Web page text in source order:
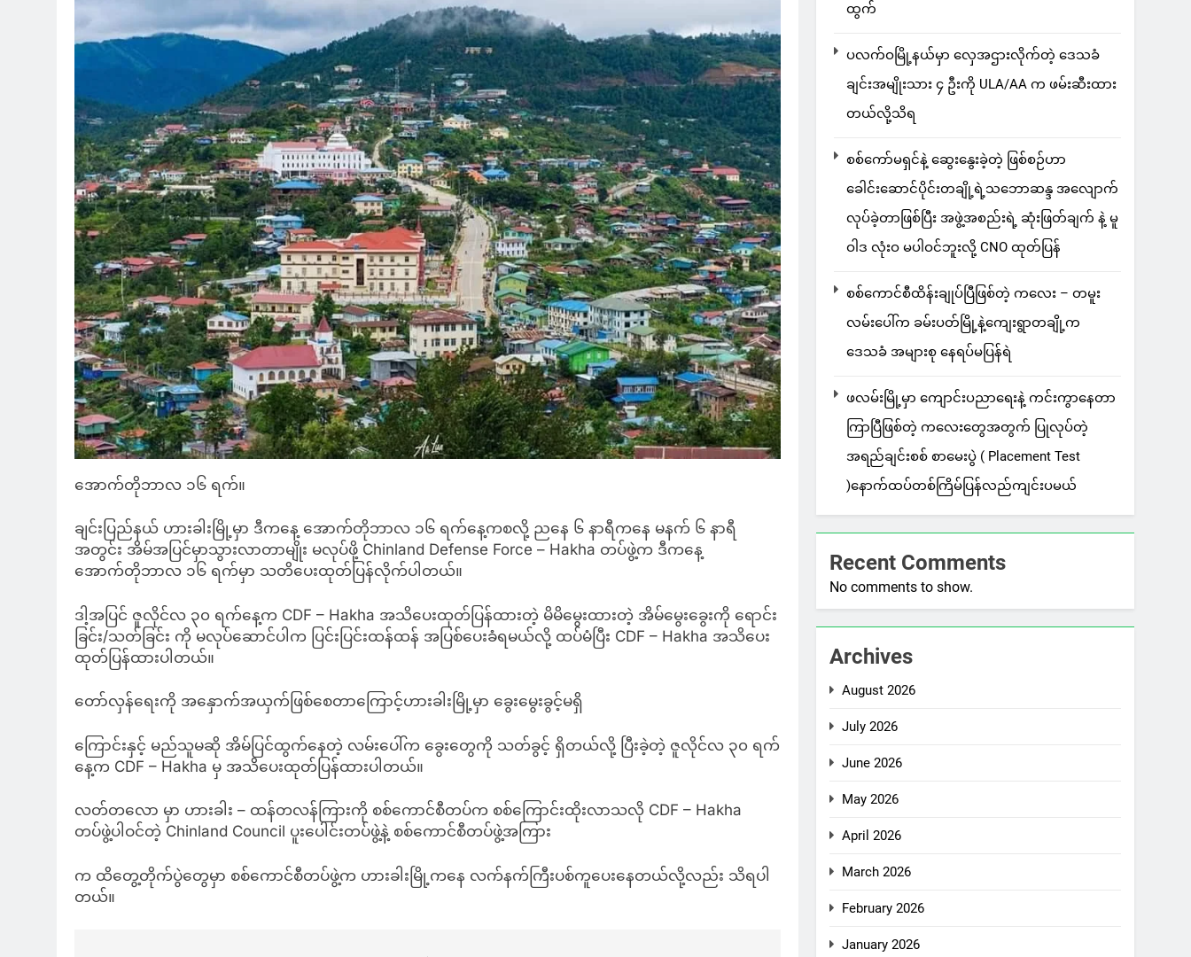
အောက်တိုဘာလ ၁၆ ရက်။
ချင်းပြည်နယ် ဟားခါးမြို့မှာ ဒီကနေ့ အောက်တိုဘာလ ၁၆ ရက်နေ့ကစလို့ ညနေ ၆ နာရီကနေ မနက် ၆ နာရီ
အတွင်း အိမ်အပြင်မှာသွားလာတာမျိုး မလုပ်ဖို့ Chinland Defense Force – Hakha တပ်ဖွဲ့က ဒီကနေ့
အောက်တိုဘာလ ၁၆ ရက်မှာ သတိပေးထုတ်ပြန်လိုက်ပါတယ်။
ဒါ့အပြင် ဇူလိုင်လ ၃၀ ရက်နေ့က CDF – Hakha အသိပေးထုတ်ပြန်ထားတဲ့ မိမိမွေးထားတဲ့ အိမ်မွေးခွေးကို ရောင်း
ခြင်း/သတ်ခြင်း ကို မလုပ်ဆောင်ပါက ပြင်းပြင်းထန်ထန် အပြစ်ပေးခံရမယ်လို့ ထပ်မံပြီး CDF – Hakha အသိပေး
ထုတ်ပြန်ထားပါတယ်။
တော်လှန်ရေးကို အနှောက်အယှက်ဖြစ်စေတာကြောင့်ဟားခါးမြို့မှာ ခွေးမွေးခွင့်မရှိ
ကြောင်းနှင့် မည်သူမဆို အိမ်ပြင်ထွက်နေတဲ့ လမ်းပေါ်က ခွေးတွေကို သတ်ခွင့် ရှိတယ်လို့ ပြီးခဲ့တဲ့ ဇူလိုင်လ ၃၀ ရက်
နေ့က CDF – Hakha မှ အသိပေးထုတ်ပြန်ထားပါတယ်။
လတ်တလော မှာ ဟားခါး – ထန်တလန်ကြားကို စစ်ကောင်စီတပ်က စစ်ကြောင်းထိုးလာသလို CDF – Hakha
တပ်ဖွဲ့ပါဝင်တဲ့ Chinland Council ပူးပေါင်းတပ်ဖွဲ့နဲ့ စစ်ကောင်စီတပ်ဖွဲ့အကြား
က ထိတွေ့တိုက်ပွဲတွေမှာ စစ်ကောင်စီတပ်ဖွဲ့က ဟားခါးမြို့ကနေ လက်နက်ကြီးပစ်ကူပေးနေတယ်လို့လည်း သိရပါ
တယ်။
ထွက်
ပလက်ဝမြို့နယ်မှာ လှေအဌားလိုက်တဲ့ ဒေသခံ
ချင်းအမျိုးသား ၄ ဦးကို ULA/AA က ဖမ်းဆီးထား
တယ်လို့သိရ
စစ်ကော်မရှင်နဲ့ ဆွေးနွေးခဲ့တဲ့ ဖြစ်စဉ်ဟာ
ခေါင်းဆောင်ပိုင်းတချို့ရဲ့သဘောဆန္ဒ အလျောက်
လုပ်ခဲ့တာဖြစ်ပြီး အဖွဲ့အစည်းရဲ့ ဆုံးဖြတ်ချက် နဲ့ မူ
ဝါဒ လုံးဝ မပါဝင်ဘူးလို့ CNO ထုတ်ပြန်
စစ်ကောင်စီထိန်းချုပ်ပြီဖြစ်တဲ့ ကလေး – တမူး
လမ်းပေါ်က ခမ်းပတ်မြို့နဲ့ကျေးရွာတချို့က
ဒေသခံ အများစု နေရပ်မပြန်ရဲ
ဖလမ်းမြို့မှာ ကျောင်းပညာရေးနဲ့ ကင်းကွာနေတာ
ကြာပြီဖြစ်တဲ့ ကလေးတွေအတွက် ပြုလုပ်တဲ့
အရည်ချင်းစစ် စာမေးပွဲ ( Placement Test
)နောက်ထပ်တစ်ကြိမ်ပြန်လည်ကျင်းပမယ်
Recent Comments
No comments to show.
Archives
August 2026
July 2026
June 2026
May 2026
April 2026
March 2026
February 2026
January 2026